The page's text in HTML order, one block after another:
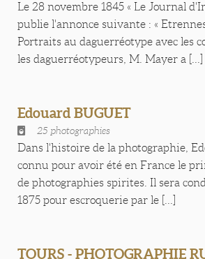
Le 28 novembre 1845 « Le Journal
publie l'annonce suivante : «
Portraits au daguerréotype avec les
les daguerréotypeurs, M. Mayer a [...]
Edouard BUGUET
25 photographies
Dans l'histoire de la photographie,
connu pour avoir été en France le
de photographies spirites. Il sera
1875 pour escroquerie par le [...]
TOURS - PHOTOGRAPHIE